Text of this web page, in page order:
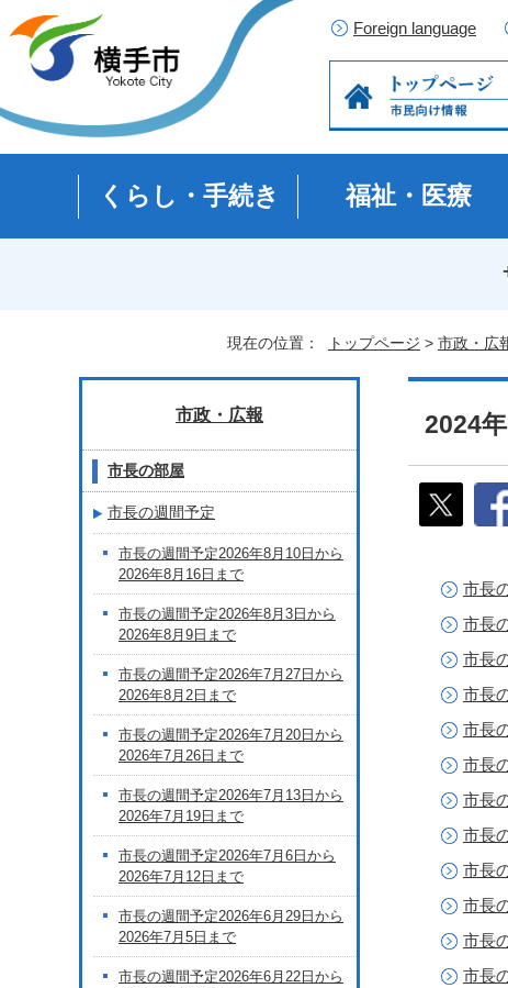
Foreign language
くらし・手続き 福祉・医療
現在の位置： トップページ > 市政・広
2024年
市長
市長
市長
市長
市長
市長
市長
市長
市長
市長
市長
市長
市政・広報
市長の部屋
市長の週間予定
市長の週間予定2026年8月10日から
2026年8月16日まで
市長の週間予定2026年8月3日から
2026年8月9日まで
市長の週間予定2026年7月27日から
2026年8月2日まで
市長の週間予定2026年7月20日から
2026年7月26日まで
市長の週間予定2026年7月13日から
2026年7月19日まで
市長の週間予定2026年7月6日から
2026年7月12日まで
市長の週間予定2026年6月29日から
2026年7月5日まで
市長の週間予定2026年6月22日から